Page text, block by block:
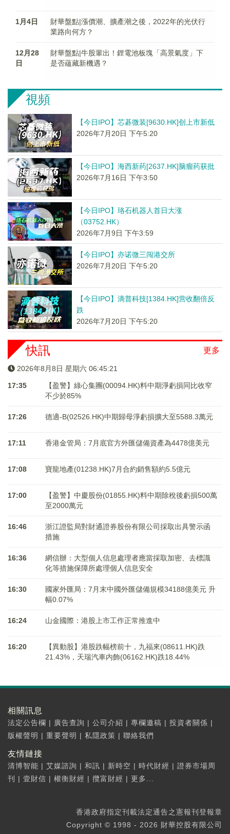
1月4日
財華盤點|漲價潮、擴產潮之後，2022年的光伏行
業路向何方？
12月28
日
財華盤點|牛股輩出！鋰電池板塊「高景氣度」下
是否蘊藏新機遇？
視頻
【今日IPO】芯碁微装[9630.HK]创上市新低
2026年7月20日 下午5:20
【今日IPO】海西新药[2637.HK]脑瘤药获批
2026年7月16日 下午3:50
【今日IPO】珞石机器人首日大涨
（03752.HK）
2026年7月9日 下午3:59
【今日IPO】亦诺微三闯港交所
2026年7月20日 下午5:20
【今日IPO】滴普科技[1384.HK]营收翻倍反
跌
2026年7月20日 下午5:20
更多
快訊
2026年8月8日 星期六 06:45:21
17:35
【盈警】綠心集團(00094.HK)料中期淨虧損同比收窄
不少於85%
17:26 德適-B(02526.HK)中期歸母淨虧損擴大至5588.3萬元
17:11 香港金管局：7月底官方外匯儲備資產為4478億美元
17:08 寶龍地產(01238.HK)7月合約銷售額約5.5億元
17:00
【盈警】中慶股份(01855.HK)料中期除稅後虧損500萬
至2000萬元
16:46
浙江證監局對財通證券股份有限公司採取出具警示函
措施
16:36
網信辦：大型個人信息處理者應當採取加密、去標識
化等措施保障所處理個人信息安全
16:30
國家外匯局：7月末中國外匯儲備規模34188億美元 升
幅0.07%
16:24 山金國際：港股上市工作正常推進中
16:20
【異動股】港股跌幅榜前十，九福來(08611.HK)跌
21.43%，天瑞汽車内飾(06162.HK)跌18.44%
相關訊息
法定公告欄 | 廣告查詢 | 公司介紹 | 專欄邀稿 | 投資者關係 |
版權聲明 | 重要聲明 | 私隱政策 | 聯絡我們
友情鏈接
清博智能 | 艾媒諮詢 | 和訊 | 新時空 | 時代財經 | 證券市場周
刊
| 壹財信 | 權衡財經 | 攬富財經 | 更多...
香港政府指定刊載法定通告之憲報刊登報章
Copyright © 1998 - 2026 財華控股有限公司